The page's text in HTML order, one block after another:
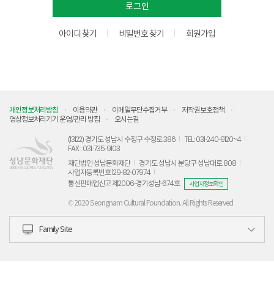
아이디 찾기 비밀번호 찾기 회원가입
개인정보처리방침 이용약관 이메일무단수집거부
저작권보호정책
영상정보처리기기 운영/관리 방침
오시는길
(13122) 경기도 성남시 수정구 수정로 386
TEL: 031-240-9120~4
FAX : 031-735-9103
재단법인 성남문화재단
경기도 성남시 분당구 성남대로 808
사업자등록번호 129-82-07974
통신판매업신고 제2006-경기성남-674호
사업자정보확인
© 2020 Seongnam Cultural Foundation. All Rights Reserved
Family Site